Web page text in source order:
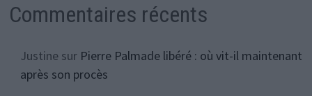
Commentaires récents
Justinesur Pierre Palmade libéré : où vit-il maintenant
après son procès